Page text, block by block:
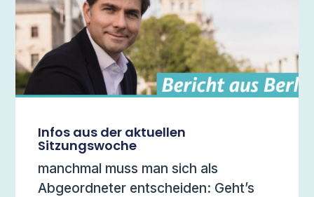
Infos aus der aktuellen
Sitzungswoche
manchmal muss man sich als
Abgeordneter entscheiden: Geht’s